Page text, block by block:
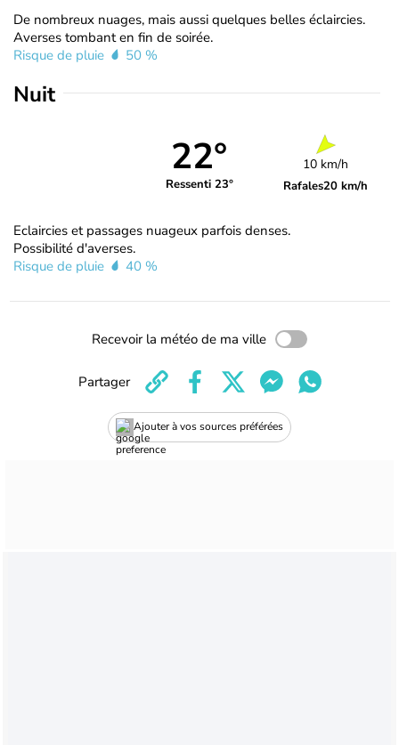
De nombreux nuages, mais aussi quelques belles éclaircies.
Averses tombant en fin de soirée.
Risque de pluie
50 %
Nuit
22°
Ressenti 23°
10 km/h
Rafales20 km/h
Eclaircies et passages nuageux parfois denses.
Possibilité d'averses.
Risque de pluie
40 %
Recevoir la météo de ma ville
Ajouter à vos sources préférées
Partager